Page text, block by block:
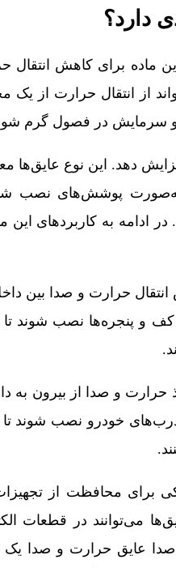
دارد؟
ماده برای کاهش انتقال
از انتقال حرارت از یک
و سرمایش در فصول گرم
دهد. این نوع عایق‌ها
پوشش‌های نصب
ادامه به کاربردهای این
حرارت و صدا بین
کف و پنجره‌ها نصب شوند تا
و صدا از بیرون به
خودرو نصب شوند تا
برای محافظت از
می‌توانند در قطعات
صدا عایق حرارت و صدا